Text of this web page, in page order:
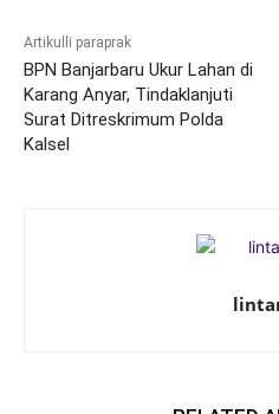
Artikulli paraprak
BPN Banjarbaru Ukur Lahan di
Karang Anyar, Tindaklanjuti
Surat Ditreskrimum Polda
Kalsel